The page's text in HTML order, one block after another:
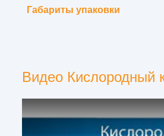
Габариты упаковки
Видео Кислородный